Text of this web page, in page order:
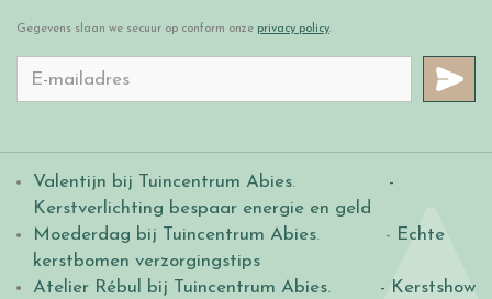
Gegevens slaan we secuur op conform onze privacy policy.
Valentijn bij Tuincentrum Abies.
-
Kerstverlichting bespaar energie en geld
Moederdag bij Tuincentrum Abies. - Echte
kerstbomen verzorgingstips
Atelier Rébul bij Tuincentrum Abies.
- Kerstshow